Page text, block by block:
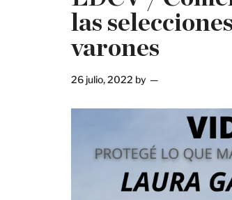
las
varones
26 julio, 2022 by